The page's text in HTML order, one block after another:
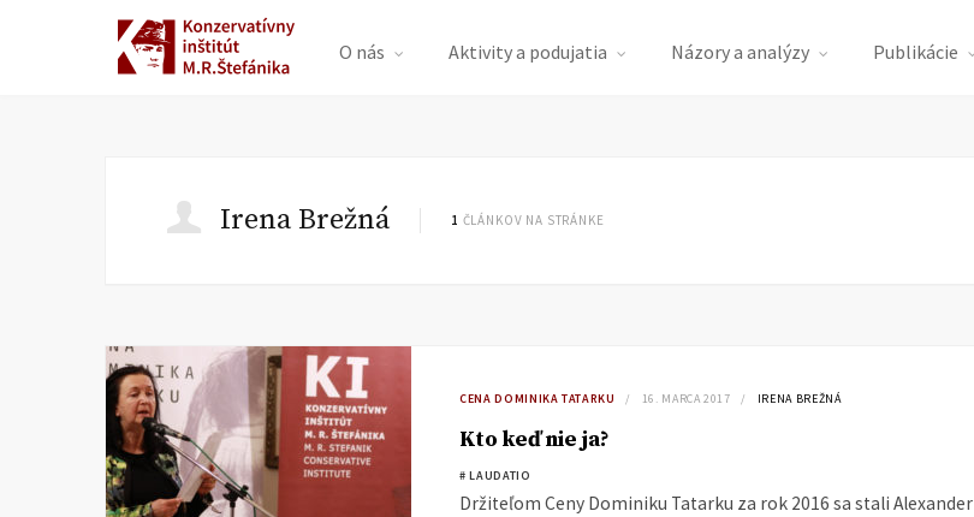
O nás Aktivity a podujatia Názory a analýzy Publikácie
Irena Brežná 1 ČLÁNKOV NA STRÁNKE
CENA DOMINIKA TATARKU 16. MARCA 2017 IRENA BREŽNÁ
Kto keď nie ja?
# LAUDATIO
Držiteľom Ceny Dominiku Tatarku za rok 2016 sa stali Alexander